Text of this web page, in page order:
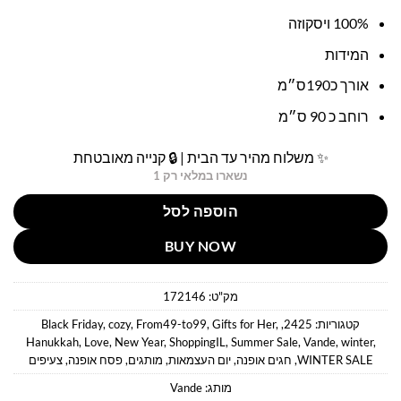
100% ויסקוזה
המידות
אורך כ190ס״מ
רוחב כ 90 ס״מ
✨ משלוח מהיר עד הבית | 🔒 קנייה מאובטחת
נשארו במלאי רק 1
הוספה לסל
BUY NOW
מק"ט: 172146
קטגוריות: 2425
,
Black Friday,cozy, From49-to99,Gifts for Her,
Hanukkah, Love, New Year,ShoppingIL,Summer Sale,Vande,winter,
WINTER SALE
, חגים אופנה,יום העצמאות, מותגים,פסח אופנה,צעיפים
מותג:Vande